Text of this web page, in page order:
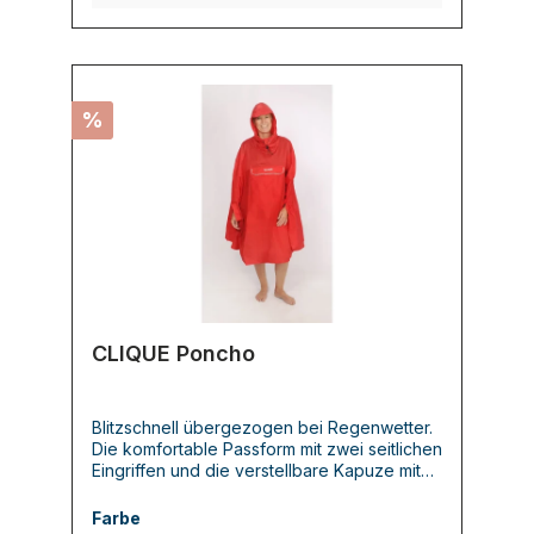
%
CLIQUE Poncho
Blitzschnell übergezogen bei Regenwetter.
Die komfortable Passform mit zwei seitlichen
Eingriffen und die verstellbare Kapuze mit
vor Nässe. Der Regenponcho kann in eine
Farbe